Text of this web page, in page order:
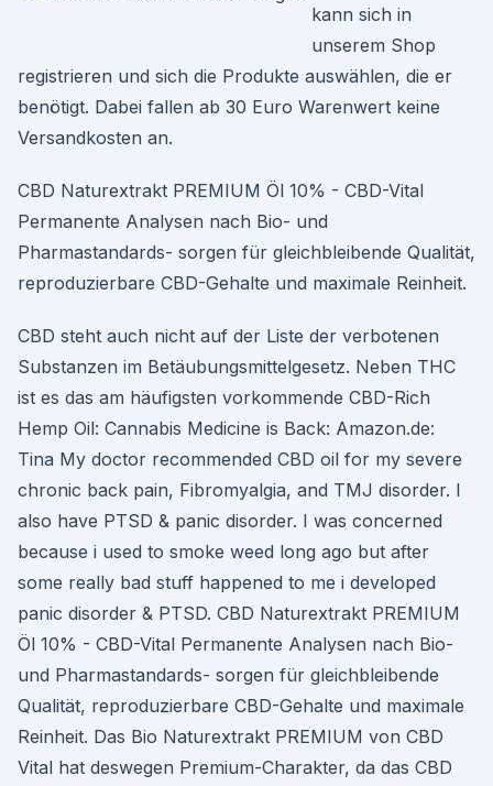
kann sich in
unserem Shop
registrieren und sich die Produkte auswählen, die er
benötigt. Dabei fallen ab 30 Euro Warenwert keine
Versandkosten an.
CBD Naturextrakt PREMIUM Öl 10% - CBD-Vital
Permanente Analysen nach Bio- und
Pharmastandards- sorgen für gleichbleibende Qualität,
reproduzierbare CBD-Gehalte und maximale Reinheit.
CBD steht auch nicht auf der Liste der verbotenen
Substanzen im Betäubungsmittelgesetz. Neben THC
ist es das am häufigsten vorkommende CBD-Rich
Hemp Oil: Cannabis Medicine is Back: Amazon.de:
Tina My doctor recommended CBD oil for my severe
chronic back pain, Fibromyalgia, and TMJ disorder. I
also have PTSD & panic disorder. I was concerned
because i used to smoke weed long ago but after
some really bad stuff happened to me i developed
panic disorder & PTSD. CBD Naturextrakt PREMIUM
Öl 10% - CBD-Vital Permanente Analysen nach Bio-
und Pharmastandards- sorgen für gleichbleibende
Qualität, reproduzierbare CBD-Gehalte und maximale
Reinheit. Das Bio Naturextrakt PREMIUM von CBD
Vital hat deswegen Premium-Charakter, da das CBD